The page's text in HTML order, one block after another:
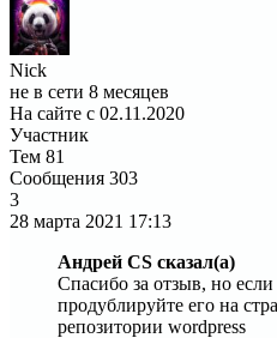
Nick
не в сети 8 месяцев
На сайте с 02.11.2020
Участник
Тем 81
Сообщения 303
3
28 марта 2021 17:13
Андрей CS сказал(а)
Спасибо за отзыв, но
продублируйте его на
репозитории wordpress